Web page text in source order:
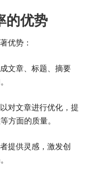
的优势
优势：
文章、标题、摘要
对文章进行优化，提
方面的质量。
提供灵感，激发创